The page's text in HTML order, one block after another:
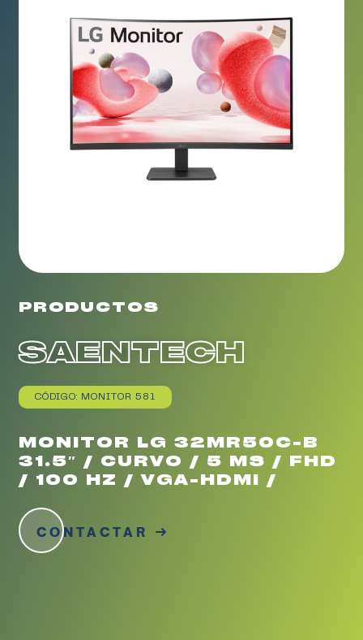
PRODUCTOS
SAENTECH
CÓDIGO: MONITOR 581
MONITOR LG 32MR50C-B
31.5″ / CURVO / 5 MS / FHD
/ 100 HZ / VGA-HDMI /
CONTACTAR